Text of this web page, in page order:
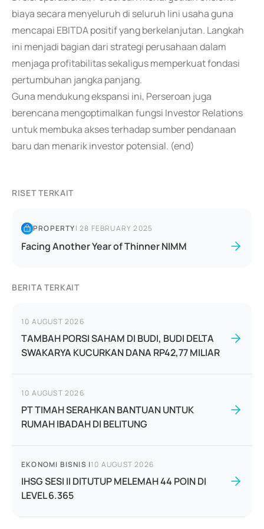
biaya secara menyeluruh di seluruh lini usaha guna
mencapai EBITDA positif yang berkelanjutan. Langkah
ini menjadi bagian dari strategi perusahaan dalam
menjaga profitabilitas sekaligus memperkuat fondasi
pertumbuhan jangka panjang.
Guna mendukung ekspansi ini, Perseroan juga
berencana mengoptimalkan fungsi Investor Relations
untuk membuka akses terhadap sumber pendanaan
baru dan menarik investor potensial. (end)
RISET TERKAIT
PROPERTY|28 FEBRUARY 2025
Facing Another Year of Thinner NIMM
BERITA TERKAIT
10 AUGUST 2026
TAMBAH PORSI SAHAM DI BUDI, BUDI DELTA
SWAKARYA KUCURKAN DANA RP42,77 MILIAR
10 AUGUST 2026
PT TIMAH SERAHKAN BANTUAN UNTUK
RUMAH IBADAH DI BELITUNG
EKONOMI BISNIS |10 AUGUST 2026
IHSG SESI II DITUTUP MELEMAH 44 POIN DI
LEVEL 6.365